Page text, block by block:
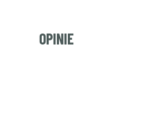
OPINIE